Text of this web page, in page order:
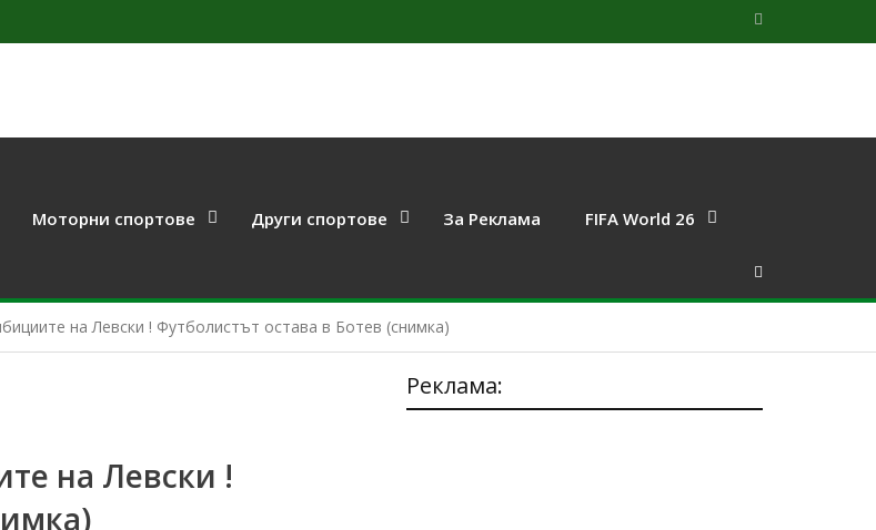
Моторни спортове Други спортове За Реклама FIFA World 26
на Левски ! Футболистът остава в Ботев (снимка)
на Левски !
Реклама: